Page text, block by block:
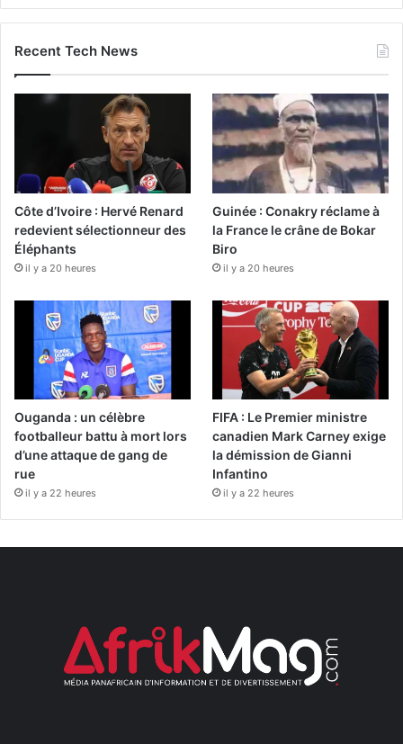
Recent Tech News
Côte d’Ivoire : Hervé Renard
redevient sélectionneur des
Éléphants
il y a 20 heures
Guinée : Conakry réclame à
la France le crâne de Bokar
Biro
il y a 20 heures
Ouganda : un célèbre
footballeur battu à mort lors
d’une attaque de gang de
rue
il y a 22 heures
FIFA : Le Premier ministre
canadien Mark Carney exige
la démission de Gianni
Infantino
il y a 22 heures